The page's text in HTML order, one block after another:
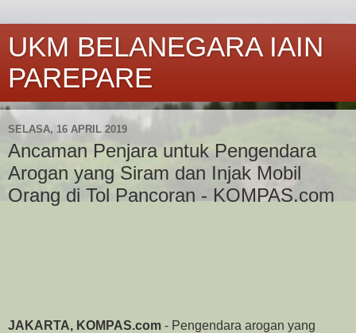
UKM BELANEGARA IAIN
PAREPARE
SELASA, 16 APRIL 2019
Ancaman Penjara untuk Pengendara
Arogan yang Siram dan Injak Mobil
Orang di Tol Pancoran - KOMPAS.com
JAKARTA, KOMPAS.com - Pengendara arogan yang